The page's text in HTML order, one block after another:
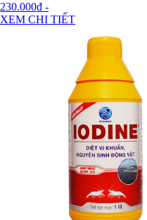
230.000đ -
XEM CHI TIẾT